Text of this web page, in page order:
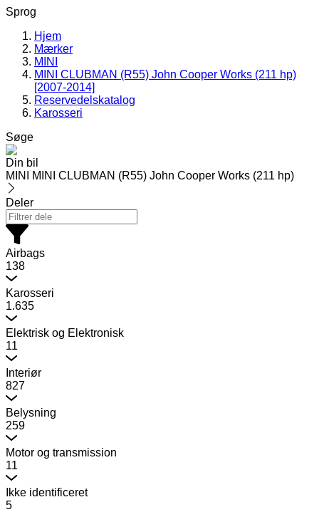
Sprog
Hjem
Mærker
MINI
MINI CLUBMAN (R55) John Cooper Works (211 hp)
[2007-2014]
Reservedelskatalog
Karosseri
Søge
Din bil
MINI MINI CLUBMAN (R55) John Cooper Works (211 hp)
Deler
Airbags
138
Karosseri
1.635
Elektrisk og Elektronisk
11
Interiør
827
Belysning
259
Motor og transmission
11
Ikke identificeret
5